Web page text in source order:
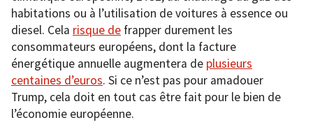
habitations ou à l’utilisation de voitures à essence ou
diesel. Cela risque de frapper durement les
consommateurs européens, dont la facture
énergétique annuelle augmentera de plusieurs
centaines d’euros. Si ce n’est pas pour amadouer
Trump, cela doit en tout cas être fait pour le bien de
l’économie européenne.